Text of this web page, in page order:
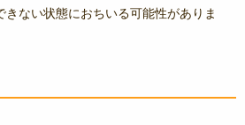
きない状態におちいる可能性がありま